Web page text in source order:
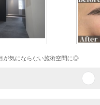
気にならない施術空間に◎